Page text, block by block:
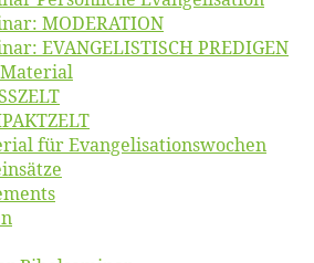
MODERATION
EVANGELISTISCH PREDIGEN
für Evangelisationswochen